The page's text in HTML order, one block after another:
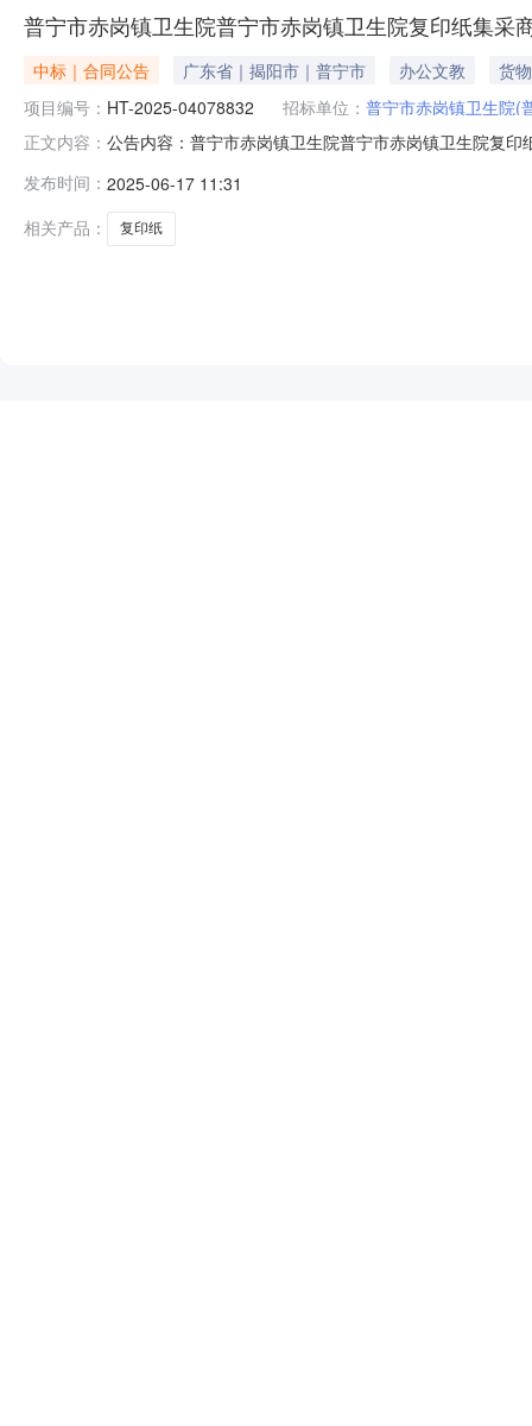
普宁市赤岗镇卫生院普宁市赤岗镇卫生院复印纸集采
中标｜合同公告 广东省｜揭阳市｜普宁市 办公文教
货物
项目编号： HT-2025-04078832 招标单位： 普宁市赤岗镇卫生院(
正文内容： 公告内容：普宁市赤岗镇卫生院普宁市赤岗镇卫生院复
赤岗镇东华屿岭脚联系方式：13592927998供应商(乙方
发布时间： 2025-06-17 11:31
相关产品：
复印纸